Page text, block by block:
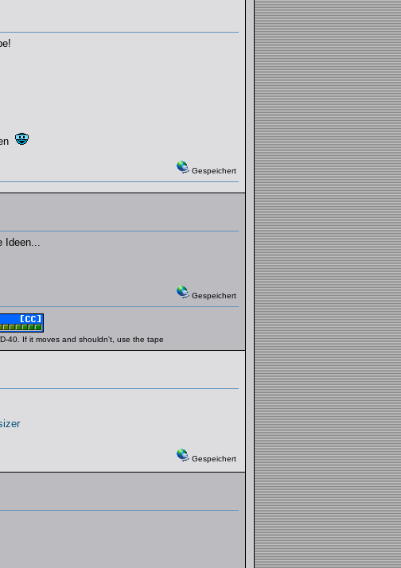
Gespeichert
Ideen...
Gespeichert
40. If it moves and shouldn't, use the tape
Gespeichert